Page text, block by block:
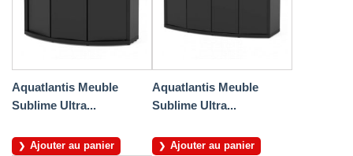
Aquatlantis Meuble
Sublime Ultra...
Ajouter au panier
Aquatlantis Meuble
Sublime Ultra...
Ajouter au panier